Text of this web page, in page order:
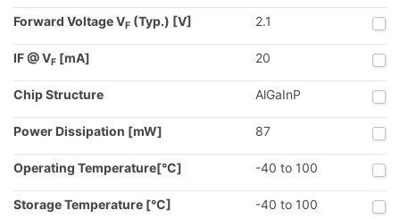
Forward Voltage VF (Typ.) [V] 2.1
IF @ VF [mA] 20
Chip Structure AlGaInP
Power Dissipation [mW] 87
Operating Temperature[°C] -40 to 100
Storage Temperature [°C] -40 to 100